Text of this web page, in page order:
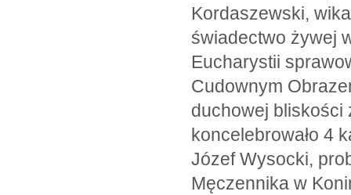
Kordaszewski,
świadectwo żywej
Eucharystii
Cudownym
duchowej bliskości
koncelebrowało 4
Józef Wysocki,
Męczennika w